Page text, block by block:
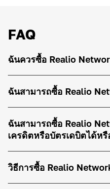
FAQ
ฉันควรซื้อ Realio
ฉันสามารถซื้อ Realio
ฉันสามารถซื้อ Realio
เครดิตหรือบัตรเดบิตได้หรื
วิธีการซื้อ Realio